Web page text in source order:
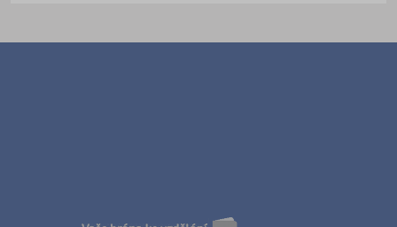
Umělecké